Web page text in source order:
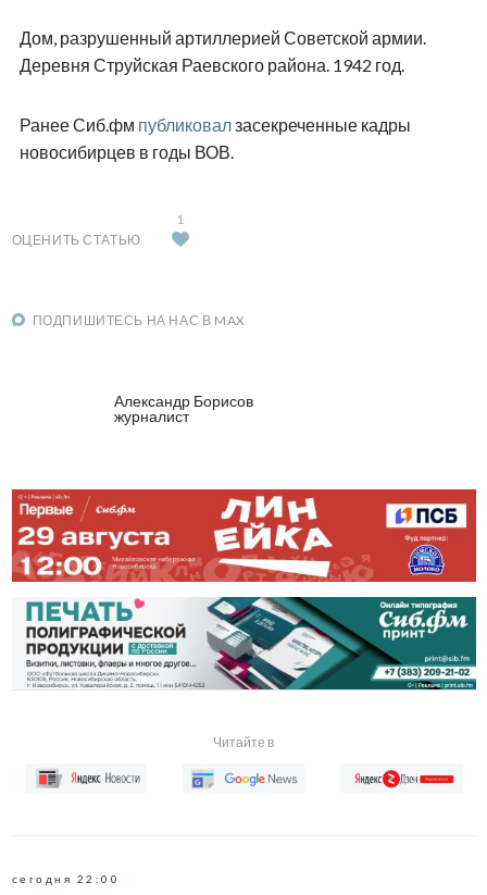
Дом, разрушенный артиллерией Советской армии.
Деревня Струйская Раевского района. 1942 год.
Ранее Сиб.фм публиковалзасекреченные кадры
новосибирцев в годы ВОВ.
ОЦЕНИТЬ СТАТЬЮ
1
ПОДПИШИТЕСЬ НА НАС В MAX
Александр Борисов
журналист
Читайте в
сегодня 22:00